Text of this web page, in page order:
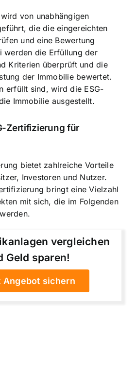
von unabhängigen
die die eingereichten
und eine Bewertung
werden die Erfüllung der
Kriterien überprüft und die
der Immobilie bewertet.
erfüllt sind, wird die ESG-
Immobilie ausgestellt.
Zertifizierung für
bietet zahlreiche Vorteile
Investoren und Nutzer.
bringt eine Vielzahl
mit sich, die im Folgenden
vergleichen
Geld sparen!
Angebot sichern